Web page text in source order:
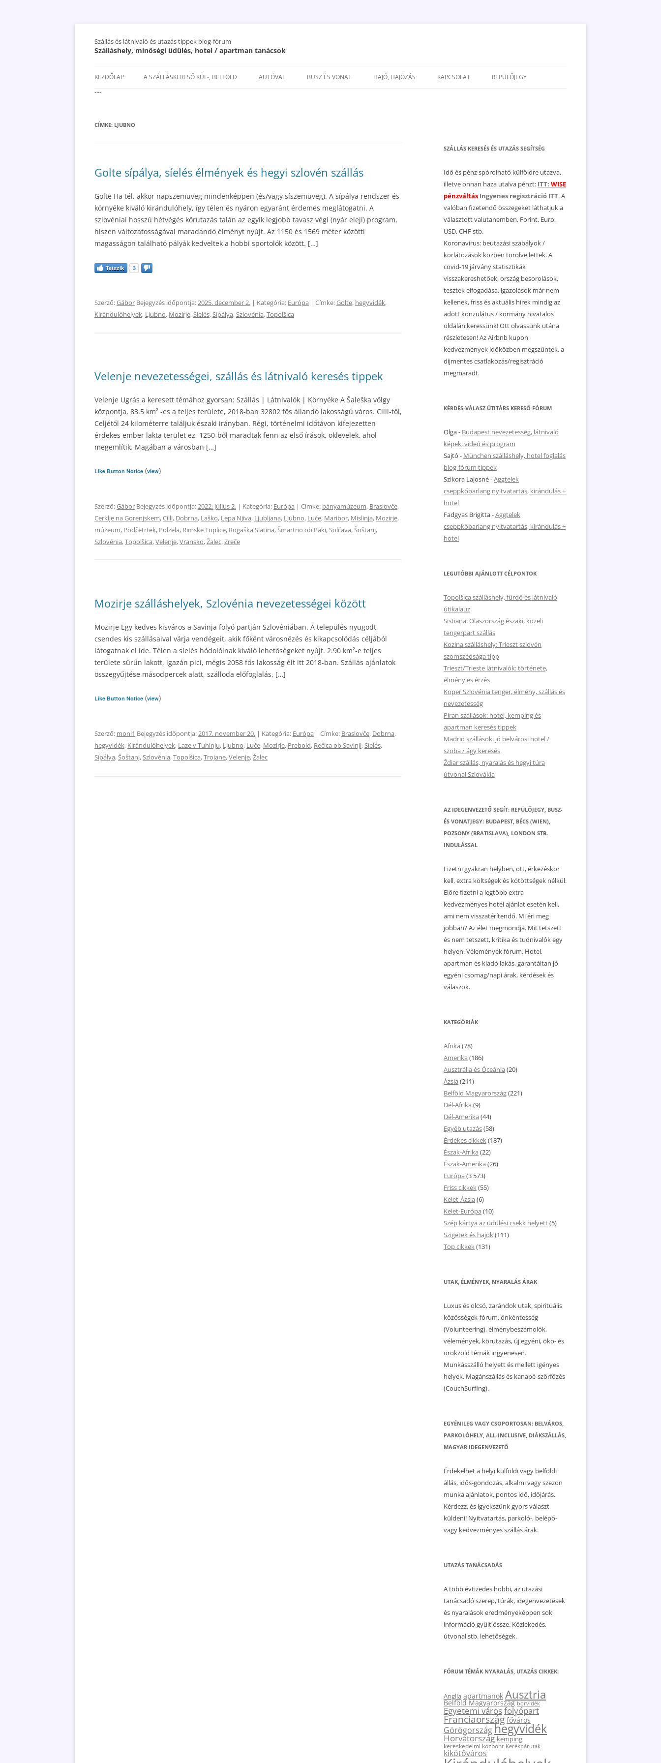
Szállás és látnivaló és utazás tippek blog-fórum
Szálláshely, minőségi üdülés, hotel / apartman tanácsok
a
KEZDŐLAP A SZÁLLÁSKERESŐ KÜL-, BELFÖLD AUTÓVAL BUSZ ÉS VONAT HAJÓ, HAJÓZÁS KAPCSOLAT REPÜLŐJEGY
---
CÍMKE: LJUBNO
Golte sípálya, síelés élmények és hegyi szlovén szállás
Golte Ha tél, akkor napszemüveg mindenképpen (és/vagy síszemüveg). A sípálya rendszer és
környéke kiváló kirándulóhely, így télen és nyáron egyaránt érdemes meglátogatni. A
szlovéniai hosszú hétvégés körutazás talán az egyik legjobb tavasz végi (nyár eleji) program,
hiszen változatosságával maradandó élményt nyújt. Az 1150 és 1569 méter közötti
magasságon található pályák kedveltek a hobbi sportolók között. […]
Tetszik 3
Szerző:Gábor Bejegyzés időpontja:2025. december 2. | Kategória: Európa | Címke:Golte, hegyvidék,
Kirándulóhelyek, Ljubno, Mozirje,Síelés,Sípálya,Szlovénia,Topolšica
Velenje nevezetességei, szállás és látnivaló keresés tippek
Velenje Ugrás a keresett témához gyorsan: Szállás | Látnivalók | Környéke A Šaleška völgy
központja, 83.5 km² -es a teljes területe, 2018-ban 32802 fős állandó lakosságú város. Cilli-től,
Celjétől 24 kilométerre találjuk északi irányban. Régi, történelmi időtávon kifejezetten
érdekes ember lakta terület ez, 1250-ből maradtak fenn az első írások, oklevelek, ahol
megemlítik. Magában a városban […]
Like Button Notice (view)
Szerző:Gábor Bejegyzés időpontja:2022. július 2. | Kategória: Európa | Címke: bányamúzeum, Braslovče,
Cerklje na Gorenjskem,Cilli, Dobrna, Laško, Lepa Njiva, Ljubljana, Ljubno, Luče, Maribor, Mislinja, Mozirje,
múzeum, Podčetrtek, Polzela, Rimske Toplice, Rogaška Slatina,Šmartno ob Paki,Solčava,Šoštanj,
Szlovénia,Topolšica,Velenje,Vransko,Žalec,Zreče
Mozirje szálláshelyek, Szlovénia nevezetességei között
Mozirje Egy kedves kisváros a Savinja folyó partján Szlovéniában. A település nyugodt,
csendes kis szállásaival várja vendégeit, akik főként városnézés és kikapcsolódás céljából
látogatnak el ide. Télen a síelés hódolóinak kiváló lehetőségeket nyújt. 2.90 km²-e teljes
területe sűrűn lakott, igazán pici, mégis 2058 fős lakosság élt itt 2018-ban. Szállás ajánlatok
összegyűjtése másodpercek alatt, szálloda előfoglalás, […]
Like Button Notice (view)
Szerző: moni1 Bejegyzés időpontja:2017. november 20. | Kategória: Európa | Címke: Braslovče, Dobrna,
hegyvidék, Kirándulóhelyek, Laze v Tuhinju, Ljubno, Luče, Mozirje, Prebold, Rečica ob Savinji,Síelés,
Sípálya,Šoštanj,Szlovénia,Topolšica,Trojane,Velenje,Žalec
SZÁLLÁS KERESÉS ÉS UTAZÁS SEGÍTSÉG
Idő és pénz spórolható külföldre utazva,
illetve onnan haza utalva pénzt: ITT: WISE
pénzváltás Ingyenes regisztráció ITT. A
valóban fizetendő összegeket láthatjuk a
választott valutanemben, Forint, Euro,
USD, CHF stb.
Koronavírus: beutazási szabályok /
korlátozások közben törölve lettek. A
covid-19 járvány statisztikák
visszakereshetőek, ország besorolások,
tesztek elfogadása, igazolások már nem
kellenek, friss és aktuális hírek mindig az
adott konzulátus / kormány hivatalos
oldalán keressünk! Ott olvassunk utána
részletesen! Az Airbnb kupon
kedvezmények időközben megszűntek, a
díjmentes csatlakozás/regisztráció
megmaradt.
KÉRDÉS-VÁLASZ ÚTITÁRS KERESŐ FÓRUM
Olga- Budapest nevezetesség, látnivaló
képek, videó és program
Sajtó - München szálláshely, hotel foglalás
blog-fórum tippek
Szikora Lajosné-Aggtelek
cseppkőbarlang nyitvatartás, kirándulás +
hotel
Fadgyas Brigitta-Aggtelek
cseppkőbarlang nyitvatartás, kirándulás +
hotel
LEGUTÓBBI AJÁNLOTT CÉLPONTOK
Topolšica szálláshely, fürdő és látnivaló
útikalauz
Sistiana: Olaszország északi, közeli
tengerpart szállás
Kozina szálláshely: Trieszt szlovén
szomszédsága tipp
Trieszt/Trieste látnivalók: története,
élmény és érzés
Koper Szlovénia tenger, élmény, szállás és
nevezetesség
Piran szállások: hotel, kemping és
apartman keresés tippek
Madrid szállások: jó belvárosi hotel /
szoba / ágy keresés
Ždiar szállás, nyaralás és hegyi túra
útvonal Szlovákia
AZ IDEGENVEZETŐ SEGÍT: REPÜLŐJEGY, BUSZ-
ÉS VONATJEGY: BUDAPEST, BÉCS (WIEN),
POZSONY (BRATISLAVA), LONDON STB.
INDULÁSSAL
Fizetni gyakran helyben, ott, érkezéskor
kell, extra költségek és kötöttségek nélkül.
Előre fizetni a legtöbb extra
kedvezményes hotel ajánlat esetén kell,
ami nem visszatérítendő. Mi éri meg
jobban? Az élet megmondja. Mit tetszett
és nem tetszett, kritika és tudnivalók egy
helyen. Vélemények fórum. Hotel,
apartman és kiadó lakás, garantáltan jó
egyéni csomag/napi árak, kérdések és
válaszok.
KATEGÓRIÁK
Afrika (78)
Amerika (186)
Ausztrália és Óceánia (20)
Ázsia (211)
Belföld Magyarország(221)
Dél-Afrika (9)
Dél-Amerika (44)
Egyéb utazás(58)
Érdekes cikkek(187)
Észak-Afrika (22)
Észak-Amerika (26)
Európa (3 573)
Friss cikkek(55)
Kelet-Ázsia (6)
Kelet-Európa (10)
Szép kártya az üdülési csekk helyett(5)
Szigetek és hajok(111)
Top cikkek(131)
UTAK, ÉLMÉNYEK, NYARALÁS ÁRAK
Luxus és olcsó, zarándok utak, spirituális
közösségek-fórum, önkéntesség
(Volunteering), élménybeszámolók,
vélemények, körutazás, új egyéni, öko- és
örökzöld témák ingyenesen.
Munkásszálló helyett és mellett igényes
helyek. Magánszállás és kanapé-szörfözés
(CouchSurfing).
EGYÉNILEG VAGY CSOPORTOSAN: BELVÁROS,
PARKOLÓHELY, ALL-INCLUSIVE, DIÁKSZÁLLÁS,
MAGYAR IDEGENVEZETŐ
Érdekelhet a helyi külföldi vagy belföldi
állás, idős-gondozás, alkalmi vagy szezon
munka ajánlatok, pontos idő, időjárás.
Kérdezz, és igyekszünk gyors választ
küldeni! Nyitvatartás, parkoló-, belépő-
vagy kedvezményes szállás árak.
UTAZÁS TANÁCSADÁS
A több évtizedes hobbi, az utazási
tanácsadó szerep, túrák, idegenvezetések
és nyaralások eredményeképpen sok
információ gyűlt össze. Közlekedés,
útvonal stb. lehetőségek.
FÓRUM TÉMÁK NYARALÁS, UTAZÁS CIKKEK:
Anglia apartmanok Ausztria
Belföld Magyarország borvidék
Egyetemi városfolyópart
Franciaország főváros
Görögországhegyvidék
Horvátország kemping
kereskedelmi központ Kerékpárutak
kikötőváros